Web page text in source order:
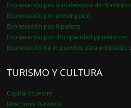
Exoneración por transferencia de dominio
Exoneración por prescripción
Exoneración por hipoteca
Exoneración por discapacidad primera vez
Exoneración de impuestos para entidades
TURISMO Y CULTURA
Capital Ecuestre
Directorio Turístico